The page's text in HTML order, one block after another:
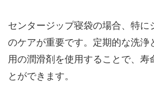
センタージップ寝袋の場合、特に
のケアが重要です。定期的な洗浄
用の潤滑剤を使用することで、寿
とができます。